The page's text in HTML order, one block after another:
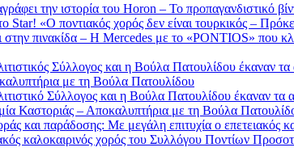
την ιστορία του Horon – Το
Star! «Ο ποντιακός χορός δεν είναι τουρκικός –
στην πινακίδα – Η Mercedes με το «PONTIOS» που
Σύλλογος και η Βούλα Πατουλίδου έκαναν
με τη Βούλα Πατουλίδου
Σύλλογος και η Βούλα Πατουλίδου έκαναν
Καστοριάς – Αποκαλυπτήρια με τη Βούλα
και παράδοσης: Με μεγάλη επιτυχία ο
καλοκαιρινός χορός του Συλλόγου Ποντίων